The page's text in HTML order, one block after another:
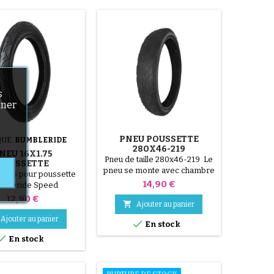
BUMBLERIDE
16X1.75
POUSSETTE
SPEED
pour poussette
Speed
Prix
12,90 €
Ajouter au panier
En stock
PNEU POUSSETTE
280X46-219
Pneu de taille 280x46-219 Le
pneu se monte avec chambre
à air, en option
Prix
14,90 €
 Ajouter au panier
 En stock